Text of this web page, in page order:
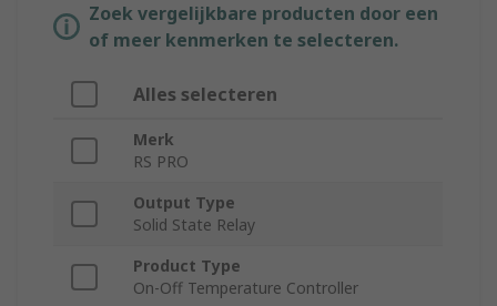
Zoek vergelijkbare producten door een
of meer kenmerken te selecteren.
Alles selecteren
Merk
RS PRO
Output Type
Solid State Relay
Product Type
On-Off Temperature Controller